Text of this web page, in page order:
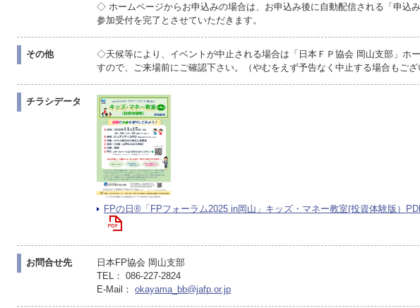
◇ ホームページからお申込みの場合は、お申込み後に自動配信される「申込
参加受付を完了とさせていただきます。
その他
◇天候等により、イベントが中止される場合は「日本ＦＰ協会 岡山支部」ホ
すので、ご来場前にご確認下さい。（やむをえず予告なく中止する場合もござ
チラシデータ
FPの日®「FPフォーラム2025 in岡山」キッズ・マネー教室(投資体験版）
お問合せ先
日本FP協会 岡山支部
TEL： 086-227-2824
E-Mail： okayama_bb@jafp.or.jp